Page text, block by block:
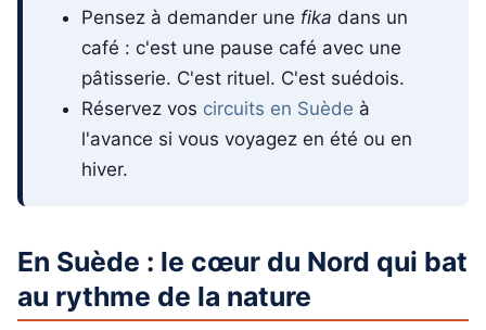
Pensez à demander une fika dans un
café : c'est une pause café avec une
pâtisserie. C'est rituel. C'est suédois.
Réservez vos circuits en Suède à
l'avance si vous voyagez en été ou en
hiver.
En Suède : le cœur du Nord qui bat
au rythme de la nature